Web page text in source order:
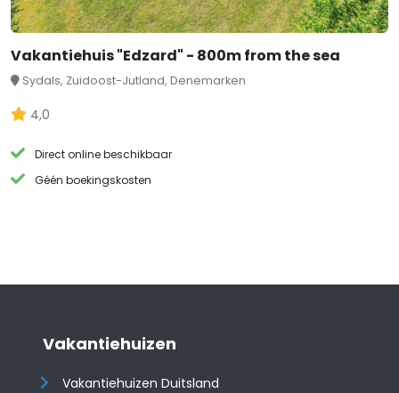
Vakantiehuis "Edzard" - 800m from the sea
Sydals, Zuidoost-Jutland, Denemarken
4,0
Direct online beschikbaar
Géén boekingskosten
Vakantiehuizen
Vakantiehuizen Duitsland